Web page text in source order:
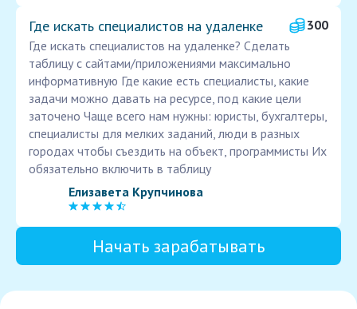
Где искать специалистов на удаленке
300
Где искать специалистов на удаленке? Сделать
таблицу с сайтами/приложениями максимально
информативную Где какие есть специалисты, какие
задачи можно давать на ресурсе, под какие цели
заточено Чаще всего нам нужны: юристы, бухгалтеры,
специалисты для мелких заданий, люди в разных
городах чтобы съездить на объект, программисты Их
обязательно включить в таблицу
Елизавета Крупчинова
Начать зарабатывать